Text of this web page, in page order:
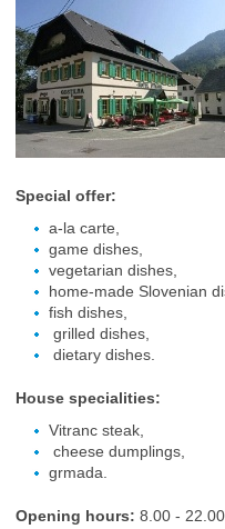
Special offer:
a-la carte,
game dishes,
vegetarian dishes,
home-made Slovenian
fish dishes,
grilled dishes,
dietary dishes.
House specialities:
Vitranc steak,
cheese dumplings,
grmada.
Opening hours: 8.00 -